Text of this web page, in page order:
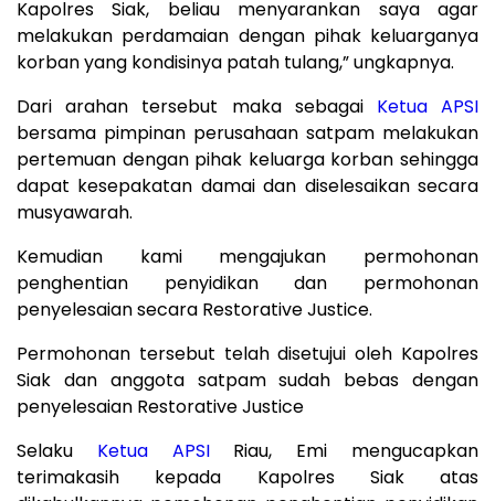
Kapolres Siak, beliau menyarankan saya agar
melakukan perdamaian dengan pihak keluarganya
korban yang kondisinya patah tulang,” ungkapnya.
Dari arahan tersebut maka sebagai Ketua APSI
bersama pimpinan perusahaan satpam melakukan
pertemuan dengan pihak keluarga korban sehingga
dapat kesepakatan damai dan diselesaikan secara
musyawarah.
Kemudian kami mengajukan permohonan
penghentian penyidikan dan permohonan
penyelesaian secara Restorative Justice.
Permohonan tersebut telah disetujui oleh Kapolres
Siak dan anggota satpam sudah bebas dengan
penyelesaian Restorative Justice
Selaku Ketua APSIRiau, Emi mengucapkan
terimakasih kepada Kapolres Siak atas